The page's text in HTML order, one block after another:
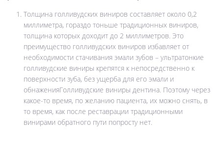
Толщина голливудских виниров составляет около 0,2
миллиметра, гораздо тоньше традиционных виниров,
толщина которых доходит до 2 миллиметров. Это
преимущество голливудских виниров избавляет от
необходимости стачивания эмали зубов – ультратонкие
голливудские виниры крепятся к непосредственно к
поверхности зуба, без ущерба для его эмали и
обнаженияГолливудские виниры дентина. Поэтому через
какое-то время, по желанию пациента, их можно снять, в
то время, как после реставрации традиционными
винирами обратного пути попросту нет.